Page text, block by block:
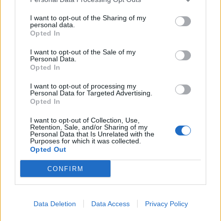
I want to opt-out of the Sharing of my
personal data.
Opted In
I want to opt-out of the Sale of my
Personal Data.
Opted In
I want to opt-out of processing my
Personal Data for Targeted Advertising.
Opted In
I want to opt-out of Collection, Use,
Retention, Sale, and/or Sharing of my
Personal Data that Is Unrelated with the
Purposes for which it was collected.
Opted Out
CONFIRM
Data Deletion Data Access Privacy Policy